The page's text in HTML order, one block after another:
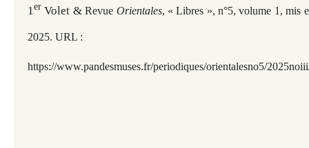
1erVolet &Revue Orientales, « Libres », n°5, volume 1, mis
2025. URL :
https://www.pandesmuses.fr/periodiques/orientalesno5/